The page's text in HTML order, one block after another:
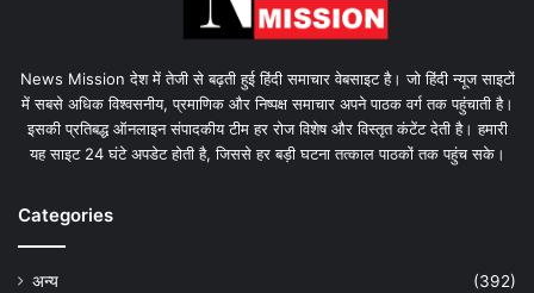
News Mission देश में तेजी से बढ़ती हुई हिंदी समाचार वेबसाइट है। जो हिंदी न्यूज साइटों
में सबसे अधिक विश्वसनीय, प्रमाणिक और निष्पक्ष समाचार अपने पाठक वर्ग तक पहुंचाती है।
इसकी प्रतिबद्ध ऑनलाइन संपादकीय टीम हर रोज विशेष और विस्तृत कंटेंट देती है। हमारी
यह साइट 24 घंटे अपडेट होती है, जिससे हर बड़ी घटना तत्काल पाठकों तक पहुंच सके।
Categories
अन्य
(392)